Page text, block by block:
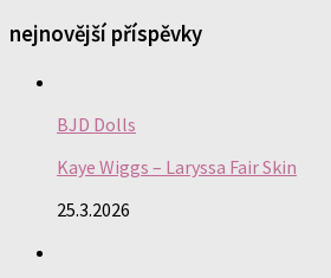
nejnovější příspěvky
BJD Dolls
Kaye Wiggs – Laryssa Fair Skin
25.3.2026